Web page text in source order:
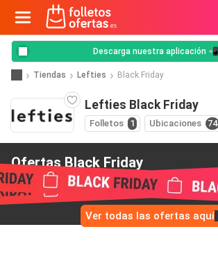
Descarga nuestra aplicación 📲
Tiendas Lefties Black Friday
Lefties Black Friday
Folletos 1 Ubicaciones 74
Ofertas Black Friday
de Lefties
Ver todas las ofertas aquí